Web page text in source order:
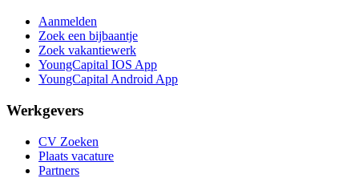
Aanmelden
Zoek een bijbaantje
Zoek vakantiewerk
YoungCapital IOS App
YoungCapital Android App
Werkgevers
CV Zoeken
Plaats vacature
Partners